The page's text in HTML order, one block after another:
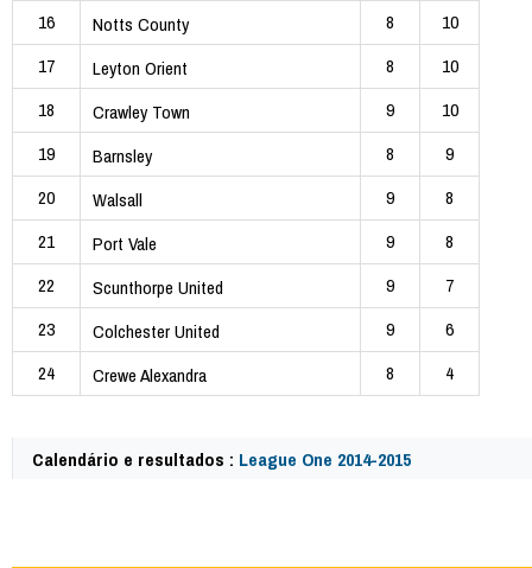
16
Notts County 8
10
17
Leyton Orient 8
10
18
Crawley Town 9
10
19
Barnsley 8
9
20
Walsall 9
8
21
Port Vale 9
8
22
Scunthorpe United 9
7
23
Colchester United 9
6
24
Crewe Alexandra 8 4
Calendário e resultados : League One 2014-2015